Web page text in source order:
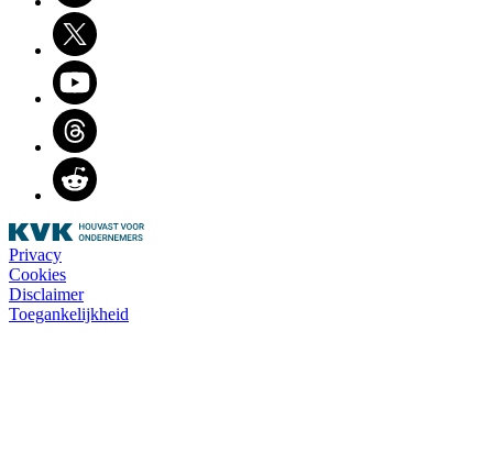
Twitter
Youtube
Threads
Reddit
Privacy
Cookies
Disclaimer
Toegankelijkheid